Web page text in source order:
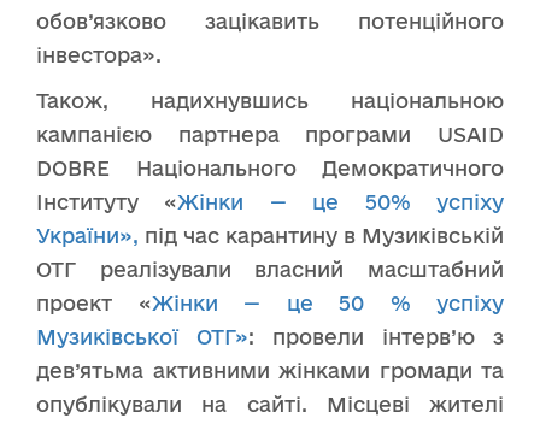
обов’язково зацікавить потенційного
інвестора».
Також, надихнувшись національною
кампанією партнера програми USAID
DOBRE Національного Демократичного
Інституту «Жінки — це 50% успіху
України», під час карантину в Музиківській
ОТГ реалізували власний масштабний
проект «Жінки — це 50 % успіху
Музиківської ОТГ»: провели інтерв’ю з
дев’ятьма активними жінками громади та
опублікували на сайті. Місцеві жителі